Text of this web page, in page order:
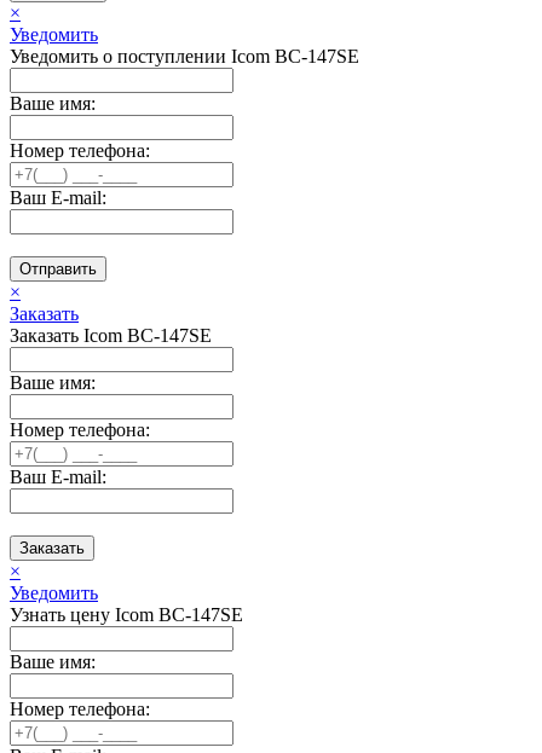
×
Уведомить
Уведомить о поступлении Icom BC-147SE
Ваше имя:
Номер телефона:
Ваш E-mail:
Отправить
×
Заказать
Заказать Icom BC-147SE
Ваше имя:
Номер телефона:
Ваш E-mail:
Заказать
×
Уведомить
Узнать цену Icom BC-147SE
Ваше имя:
Номер телефона: